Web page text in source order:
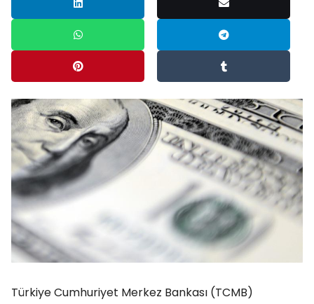
Türkiye Cumhuriyet Merkez Bankası (TCMB)